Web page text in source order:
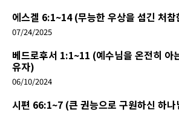
에스겔 6:1~14 (무능한 우상을 섬긴 처
07/24/2025
베드로후서 1:1~11 (예수님을 온전히 아
유자)
06/10/2024
시편 66:1~7 (큰 권능으로 구원하신 하나